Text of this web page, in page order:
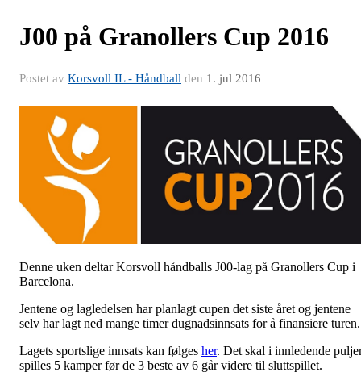
J00 på Granollers Cup 2016
Postet av Korsvoll IL - Håndball den 1. jul 2016
Denne uken deltar Korsvoll håndballs J00-lag på Granollers Cup i
Barcelona.
Jentene og lagledelsen har planlagt cupen det siste året og jentene
selv har lagt ned mange timer dugnadsinnsats for å finansiere turen.
Lagets sportslige innsats kan følges her. Det skal i innledende
spilles 5 kamper før de 3 beste av 6 går videre til sluttspillet.